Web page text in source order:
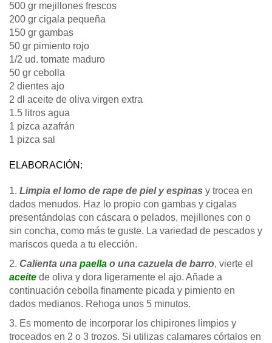
500 gr mejillones frescos
200 gr cigala pequeña
150 gr gambas
50 gr pimiento rojo
1/2 ud. tomate maduro
50 gr cebolla
2 dientes ajo
2 dl aceite de oliva virgen extra
1.5 litros agua
1 pizca azafrán
1 pizca sal
ELABORACIÓN:
1. Limpia el lomo de rape de piel y espinas y trocea en
dados menudos. Haz lo propio con gambas y cigalas
presentándolas con cáscara o pelados, mejillones con o
sin concha, como más te guste. La variedad de pescados y
mariscos queda a tu elección.
2. Calienta una paella o una cazuela de barro, vierte el
aceite de oliva y dora ligeramente el ajo. Añade a
continuación cebolla finamente picada y pimiento en
dados medianos. Rehoga unos 5 minutos.
3. Es momento de incorporar los chipirones limpios y
troceados en 2 o 3 trozos. Si utilizas calamares córtalos en